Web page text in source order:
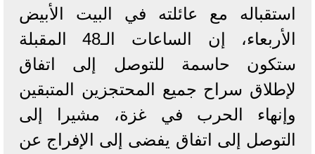
استقباله مع عائلته في البيت الأبيض
الأربعاء، إن الساعات الـ48 المقبلة
ستكون حاسمة للتوصل إلى اتفاق
لإطلاق سراح جميع المحتجزين المتبقين
وإنهاء الحرب في غزة، مشيرا إلى
التوصل إلى اتفاق يفضى إلى الإفراج عن